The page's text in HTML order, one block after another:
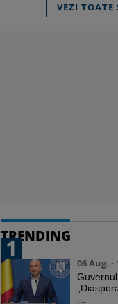
VEZI TOATE
TRENDING
1
06 Aug. -